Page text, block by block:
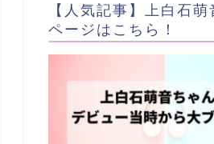
【人気記事】上白石
ページはこちら！